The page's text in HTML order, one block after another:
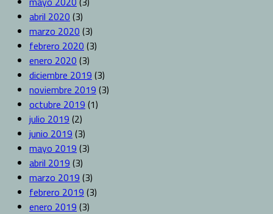
abril 2020 (3)
marzo 2020 (3)
febrero 2020 (3)
enero 2020 (3)
diciembre 2019 (3)
noviembre 2019 (3)
octubre 2019 (1)
julio 2019 (2)
junio 2019 (3)
mayo 2019 (3)
abril 2019 (3)
marzo 2019 (3)
febrero 2019 (3)
enero 2019 (3)